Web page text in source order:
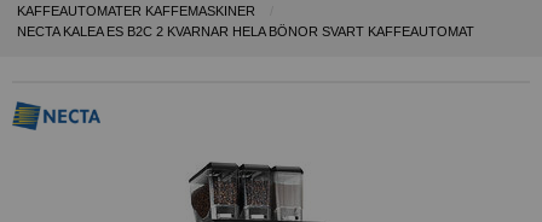
KAFFEAUTOMATER KAFFEMASKINER
NECTA KALEA ES B2C 2 KVARNAR HELA BÖNOR SVART KAFFEAUTOMAT